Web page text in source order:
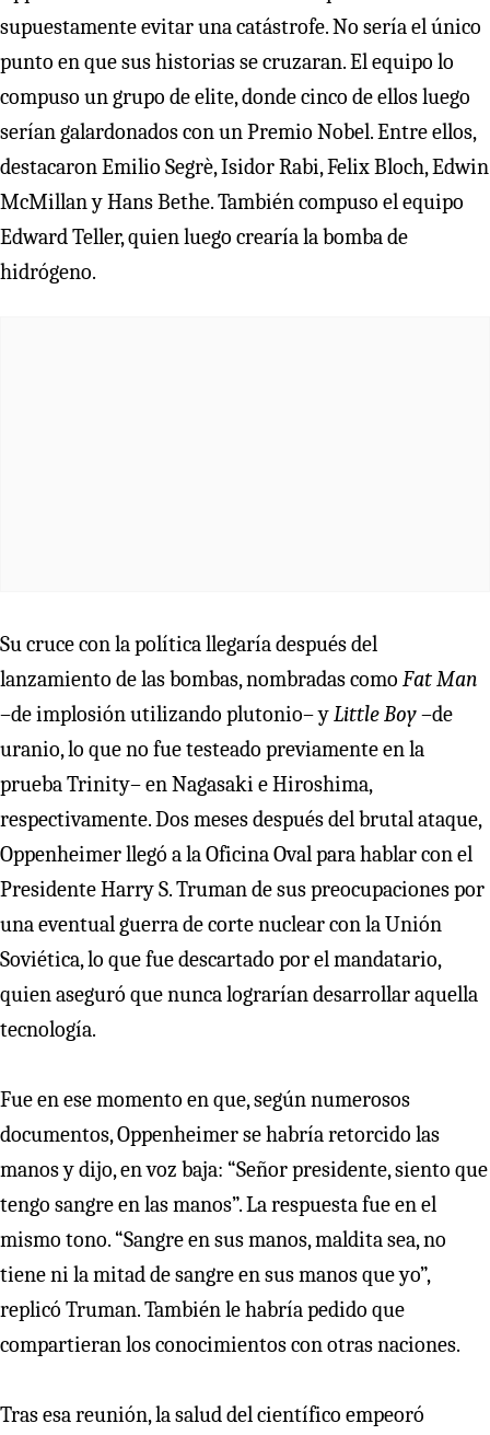
supuestamente evitar una catástrofe. No sería el único
punto en que sus historias se cruzaran. El equipo lo
compuso un grupo de elite, donde cinco de ellos luego
serían galardonados con un Premio Nobel. Entre ellos,
destacaron Emilio Segrè, Isidor Rabi, Felix Bloch, Edwin
McMillan y Hans Bethe. También compuso el equipo
Edward Teller, quien luego crearía la bomba de
hidrógeno.
Su cruce con la política llegaría después del
lanzamiento de las bombas, nombradas como Fat Man
–de implosión utilizando plutonio– yLittle Boy–de
uranio, lo que no fue testeado previamente en la
prueba Trinity– en Nagasaki e Hiroshima,
respectivamente. Dos meses después del brutal ataque,
Oppenheimer llegó a la Oficina Oval para hablar con el
Presidente Harry S. Truman de sus preocupaciones por
una eventual guerra de corte nuclear con la Unión
Soviética, lo que fue descartado por el mandatario,
quien aseguró que nunca lograrían desarrollar aquella
tecnología.
Fue en ese momento en que, según numerosos
documentos, Oppenheimer se habría retorcido las
manos y dijo, en voz baja: “Señor presidente, siento que
tengo sangre en las manos”. La respuesta fue en el
mismo tono. “Sangre en sus manos, maldita sea, no
tiene ni la mitad de sangre en sus manos que yo”,
replicó Truman. También le habría pedido que
compartieran los conocimientos con otras naciones.
Tras esa reunión, la salud del científico empeoró